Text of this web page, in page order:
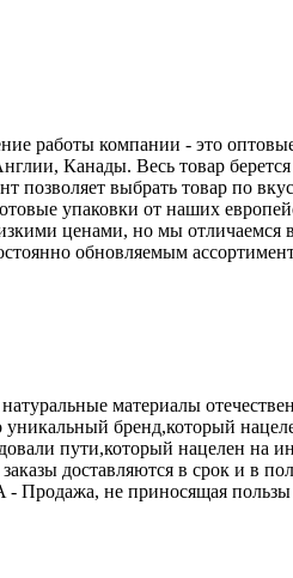
работы компании - это
Канады. Весь товар
выбрать товар по
упаковки от наших
ценами, но мы
обновляемым
материалы
бренд,который
пути,который нацелен
доставляются в срок и в
не приносящая пользы